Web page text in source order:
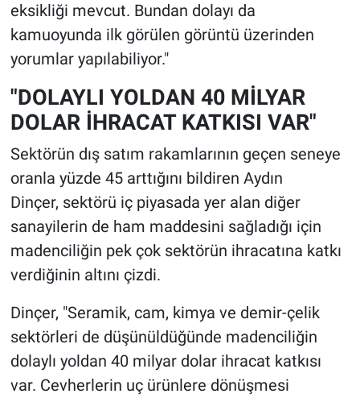
eksikliği mevcut. Bundan dolayı da
kamuoyunda ilk görülen görüntü üzerinden
yorumlar yapılabiliyor."
"DOLAYLI YOLDAN 40 MİLYAR
DOLAR İHRACAT KATKISI VAR"
Sektörün dış satım rakamlarının geçen seneye
oranla yüzde 45 arttığını bildiren Aydın
Dinçer, sektörü iç piyasada yer alan diğer
sanayilerin de ham maddesini sağladığı için
madenciliğin pek çok sektörün ihracatına katkı
verdiğinin altını çizdi.
Dinçer, "Seramik, cam, kimya ve demir-çelik
sektörleri de düşünüldüğünde madenciliğin
dolaylı yoldan 40 milyar dolar ihracat katkısı
var. Cevherlerin uç ürünlere dönüşmesi